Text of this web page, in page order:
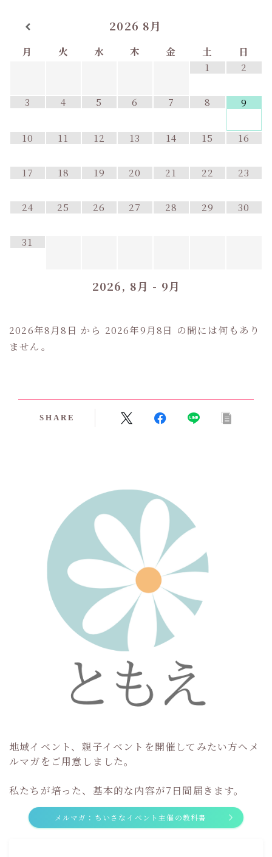
2026 8月
月 火 水 木 金 土
日
1
2
3 4 5 6 7 8 9
10 11 12 13 14 15 16
17 18 19 20 21 22 23
24 25 26 27 28 29 30
31
2026, 8月 - 9月
2026年8月8日 から 2026年9月8日 の間には何もあり
ません。
SHARE
地域イベント、親子イベントを開催してみたい方へメ
ルマガをご用意しました。
私たちが培った、基本的な内容が7日間届きます。
メルマガ：ちいさなイベント主催の教科書